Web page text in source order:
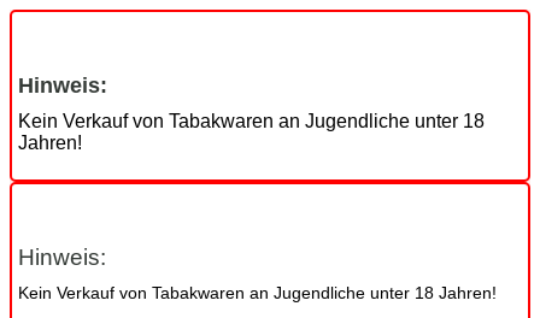
Hinweis:
Kein Verkauf von Tabakwaren an Jugendliche unter 18
Jahren!
Hinweis:
Kein Verkauf von Tabakwaren an Jugendliche unter 18 Jahren!